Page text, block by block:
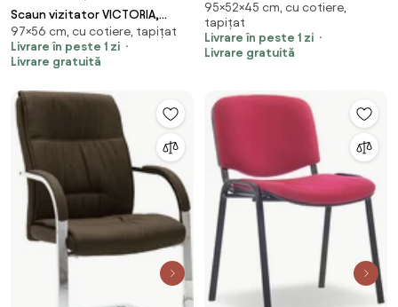
Scaun vizitator VICTORIA,
cadru cromat, piele ecologica,
Bej
97×56 cm, cu cotiere, tapițat
Livrare în peste 1 zi
Livrare gratuită
CF, Negru piele naturala
95×52×45 cm, cu cotiere,
tapițat
Livrare în peste 1 zi
Livrare gratuită